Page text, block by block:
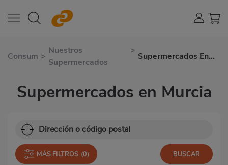
Consum >
Nuestros
Supermercados
>
Supermercados En
Supermercados en Murcia
MÁS FILTROS (0)